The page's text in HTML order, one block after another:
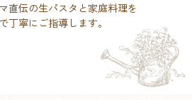
直伝の生パスタと家庭料理を
丁寧にご指導します。